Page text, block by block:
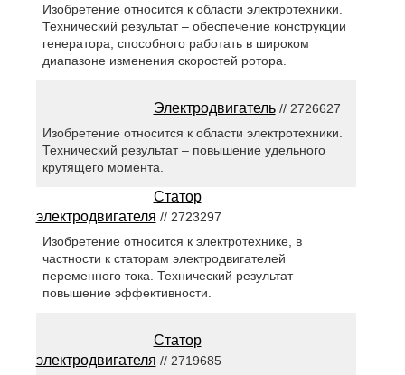
Изобретение относится к области электротехники.
Технический результат – обеспечение конструкции
генератора, способного работать в широком
диапазоне изменения скоростей ротора.
Электродвигатель// 2726627
Изобретение относится к области электротехники.
Технический результат – повышение удельного
крутящего момента.
Статор
электродвигателя // 2723297
Изобретение относится к электротехнике, в
частности к статорам электродвигателей
переменного тока. Технический результат –
повышение эффективности.
Статор
электродвигателя // 2719685